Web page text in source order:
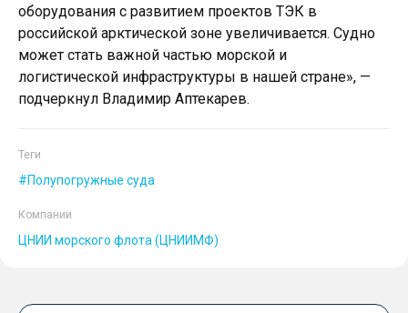
оборудования с развитием проектов ТЭК в
российской арктической зоне увеличивается. Судно
может стать важной частью морской и
логистической инфраструктуры в нашей стране», —
подчеркнул Владимир Аптекарев.
Теги
Полупогружные суда
Компании
ЦНИИ морского флота (ЦНИИМФ)